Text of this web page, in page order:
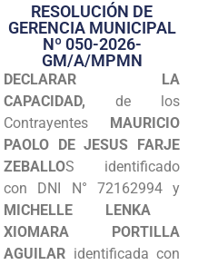
Transparencia
Seguridad
Programas
Intranet
RESOLUCIÓN DE
GERENCIA MUNICIPAL
Nº 050-2026-
GM/A/MPMN
DECLARAR LA
CAPACIDAD, de los
Contrayentes MAURICIO
PAOLO DE JESUS FARJE
ZEBALLOS identificado
con DNI N° 72162994 y
MICHELLE LENKA
XIOMARA PORTILLA
AGUILAR identificada con